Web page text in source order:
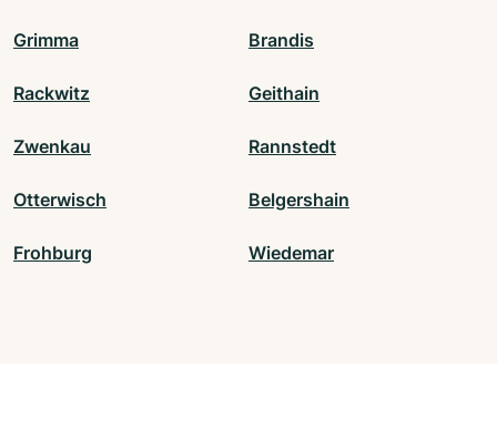
Grimma Brandis
Rackwitz Geithain
Zwenkau Rannstedt
Otterwisch Belgershain
Frohburg Wiedemar